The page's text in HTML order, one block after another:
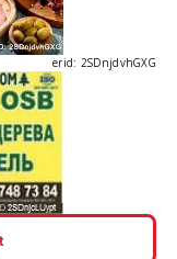
erid: 2SDnjdvhGXG
erid: 2SDnjcLUypt